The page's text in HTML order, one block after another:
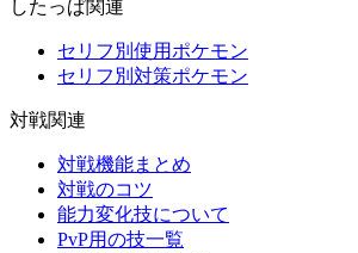
したっぱ関連
セリフ別使用ポケモン
セリフ別対策ポケモン
対戦関連
対戦機能まとめ
対戦のコツ
能力変化技について
PvP用の技一覧